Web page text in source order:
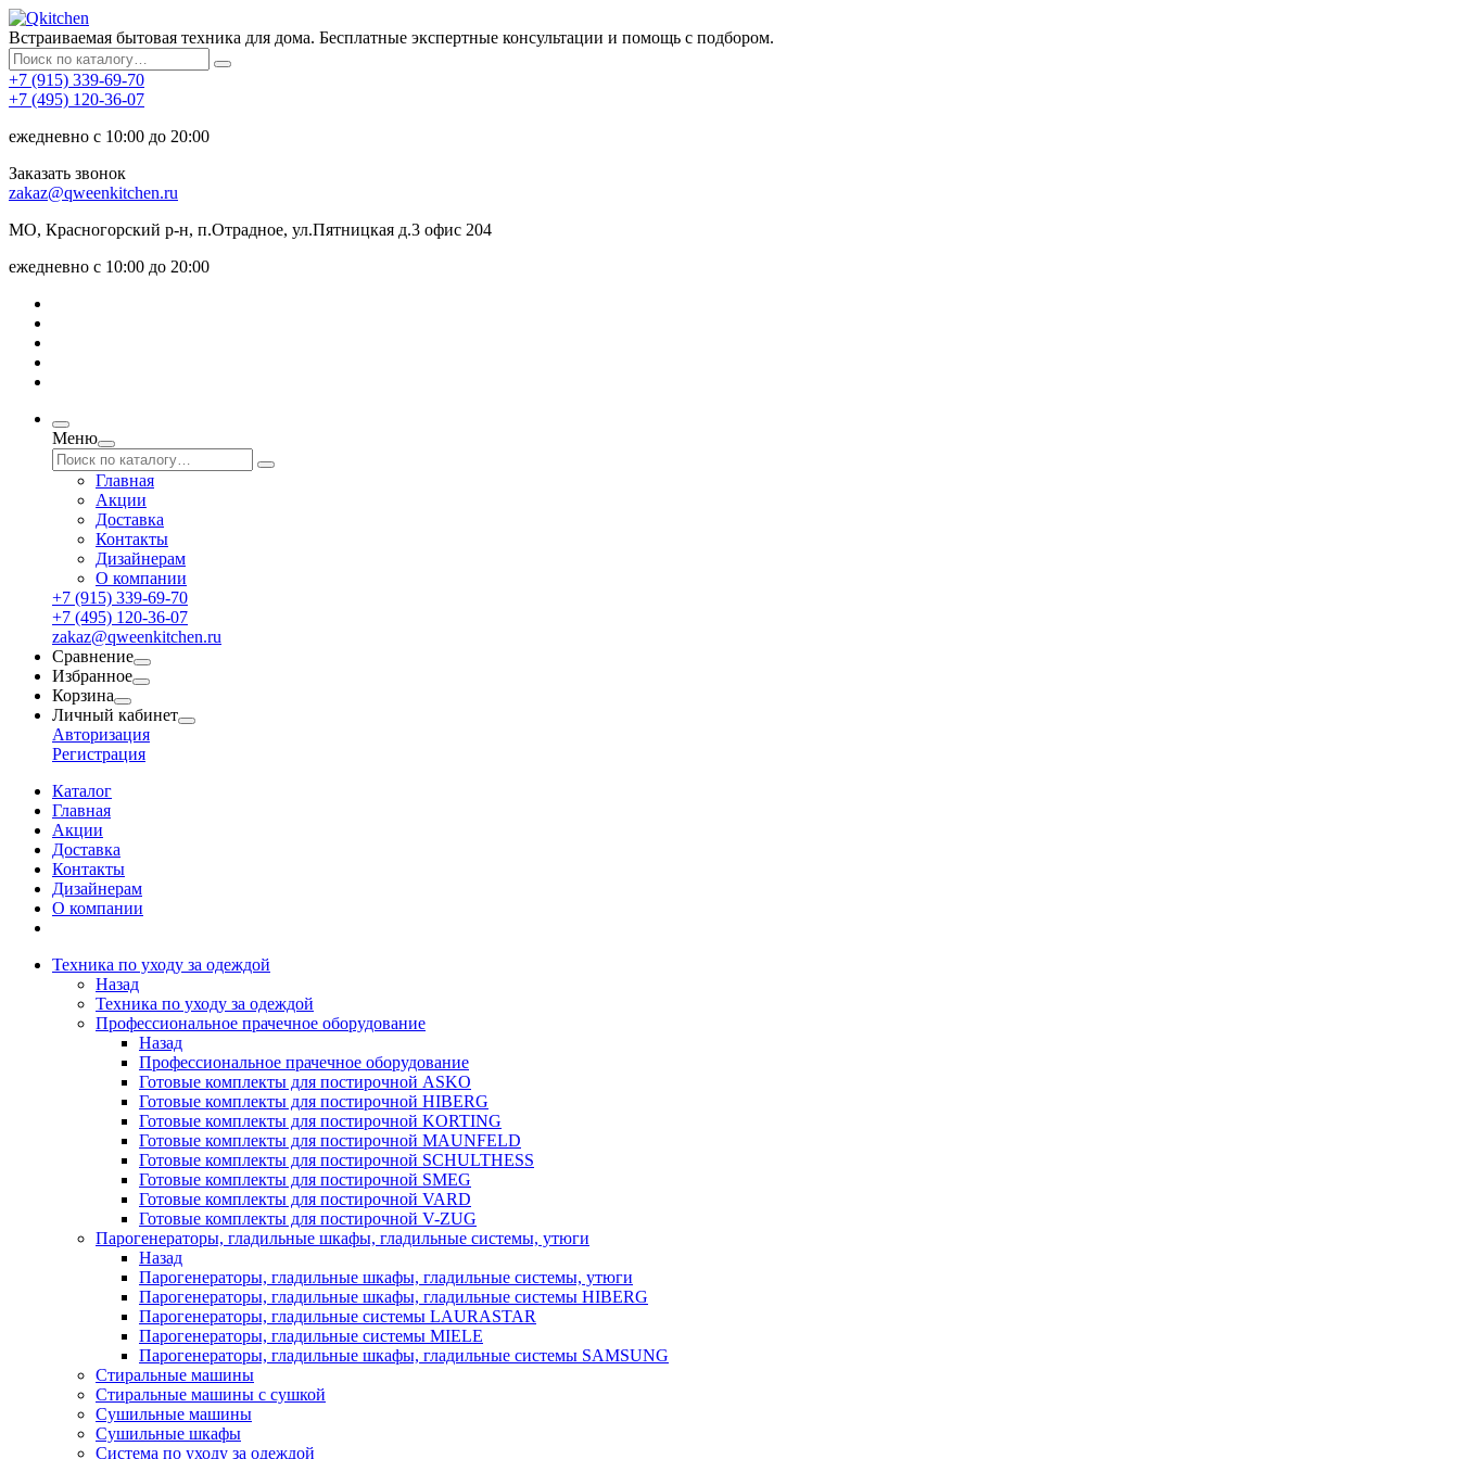
Встраиваемая бытовая техника для дома. Бесплатные экспертные консультации и помощь с подбором.
+7 (915) 339-69-70
+7 (495) 120-36-07
ежедневно с 10:00 до 20:00
Заказать звонок
zakaz@qweenkitchen.ru
МО, Красногорский р-н, п.Отрадное, ул.Пятницкая д.3 офис 204
ежедневно с 10:00 до 20:00
Меню
Главная
Акции
Доставка
Контакты
Дизайнерам
О компании
+7 (915) 339-69-70
+7 (495) 120-36-07
zakaz@qweenkitchen.ru
Сравнение
Избранное
Корзина
Личный кабинет
Авторизация
Регистрация
Каталог
Главная
Акции
Доставка
Контакты
Дизайнерам
О компании
Техника по уходу за одеждой
Назад
Техника по уходу за одеждой
Профессиональное прачечное оборудование
Назад
Профессиональное прачечное оборудование
Готовые комплекты для постирочной ASKO
Готовые комплекты для постирочной HIBERG
Готовые комплекты для постирочной KORTING
Готовые комплекты для постирочной MAUNFELD
Готовые комплекты для постирочной SCHULTHESS
Готовые комплекты для постирочной SMEG
Готовые комплекты для постирочной VARD
Готовые комплекты для постирочной V-ZUG
Парогенераторы, гладильные шкафы, гладильные системы, утюги
Назад
Парогенераторы, гладильные шкафы, гладильные системы, утюги
Парогенераторы, гладильные шкафы, гладильные системы HIBERG
Парогенераторы, гладильные системы LAURASTAR
Парогенераторы, гладильные системы MIELE
Парогенераторы, гладильные шкафы, гладильные системы SAMSUNG
Стиральные машины
Стиральные машины с сушкой
Сушильные машины
Сушильные шкафы
Система по уходу за одеждой